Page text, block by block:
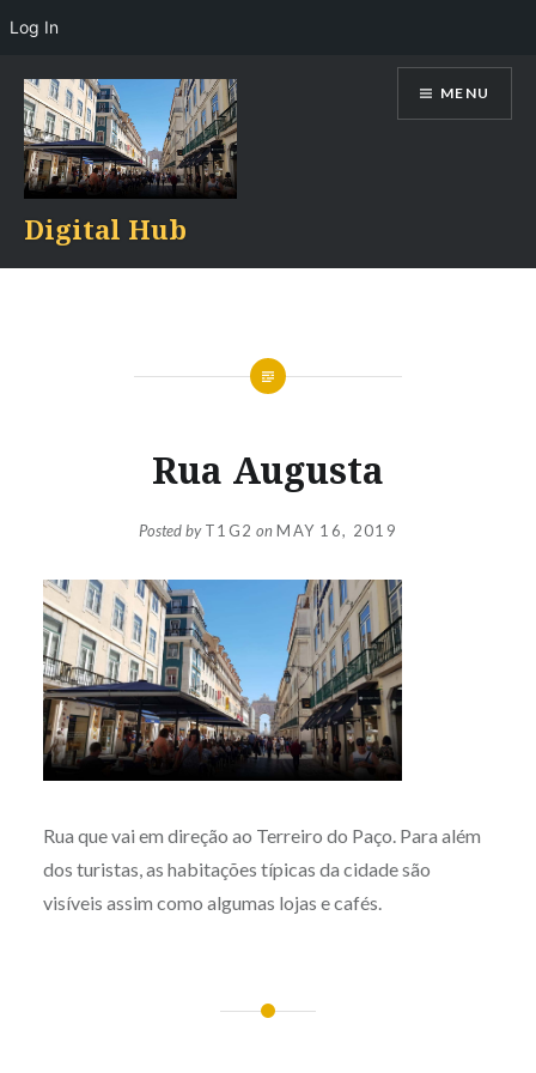
content
Digital Hub
MENU
Rua Augusta
Posted byT1G2 onMAY 16, 2019
Rua que vai em direção ao Terreiro do Paço. Para além
dos turistas, as habitações típicas da cidade são
visíveis assim como algumas lojas e cafés.
Log In